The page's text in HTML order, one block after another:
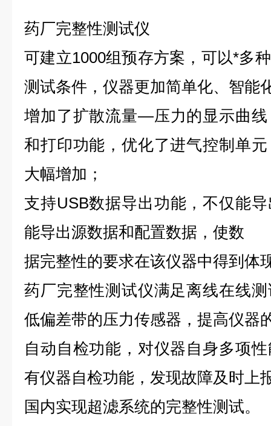
药厂完整性测试仪
可建立1000组预存方案，可以*多
测试条件，仪器更加简单化、智能
增加了扩散流量—压力的显示曲
和打印功能，优化了进气控制单
大幅增加；
支持USB数据导出功能，不仅能
能导出源数据和配置数据，使数
据完整性的要求在该仪器中得到体
药厂完整性测试仪满足离线在线
低偏差带的压力传感器，提高仪器
自动自检功能，对仪器自身多项
有仪器自检功能，发现故障及时上
国内实现超滤系统的完整性测试。